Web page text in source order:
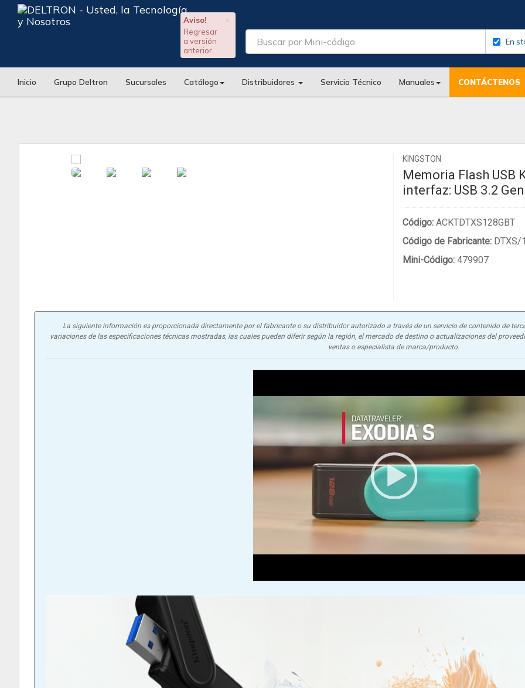
×
Aviso!
Regresar
a versión
anterior.
En
Inicio Grupo Deltron Sucursales Catálogo Distribuidores Servicio Técnico Manuales CONTÁCTENOS
KINGSTON
Memoria Flash USB
interfaz: USB 3.2
Código: ACKTDTXS128GBT
Código de Fabricante: DTXS/
Mini-Código: 479907
La siguiente información es proporcionada directamente por el fabricante o su distribuidor autorizado a través de un servicio de contenido de
variaciones de las especificaciones técnicas mostradas, las cuales pueden diferir según la región, el mercado de destino o actualizaciones del
ventas o especialista de marca/producto.
Video Player